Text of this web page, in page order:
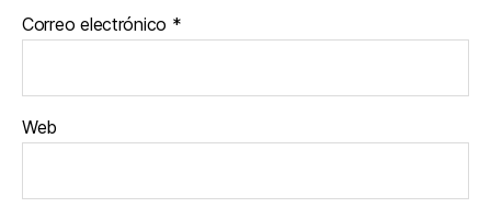
Correo electrónico *
Web